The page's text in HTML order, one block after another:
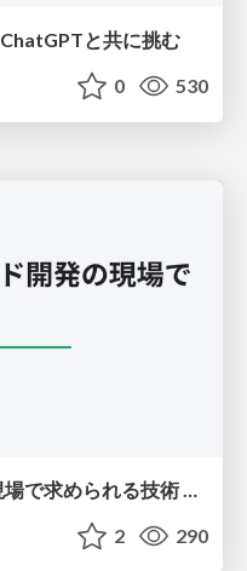
と共に挑む
0 530
SaaSフロントエンド開発の現場で求められる技術 / Technologies for SaaS Frontend Development in the Field
2 290